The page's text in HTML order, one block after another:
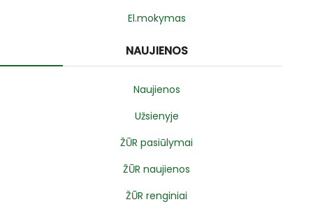
El.mokymas
NAUJIENOS
Naujienos
Užsienyje
ŽŪR pasiūlymai
ŽŪR naujienos
ŽŪR renginiai